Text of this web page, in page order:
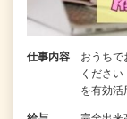
仕事内容
おうちで
くださ
を有効